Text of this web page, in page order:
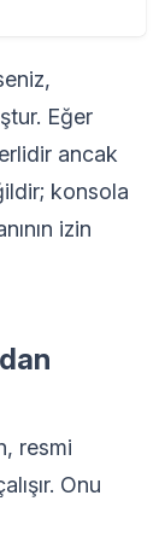
Eğer
ancak
konsola
izin
resmi
Onu